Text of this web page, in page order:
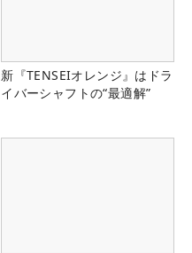
新『TENSEIオレンジ』はドラ
イバーシャフトの“最適解”